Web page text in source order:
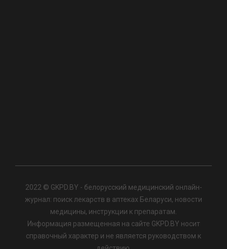
2022 © GKPD.BY - белорусский медицинский онлайн-
журнал: поиск лекарств в аптеках Беларуси, новости
медицины, инструкции к препаратам.
Информация размещенная на сайте GKPD.BY носит
справочный характер и не является руководством к